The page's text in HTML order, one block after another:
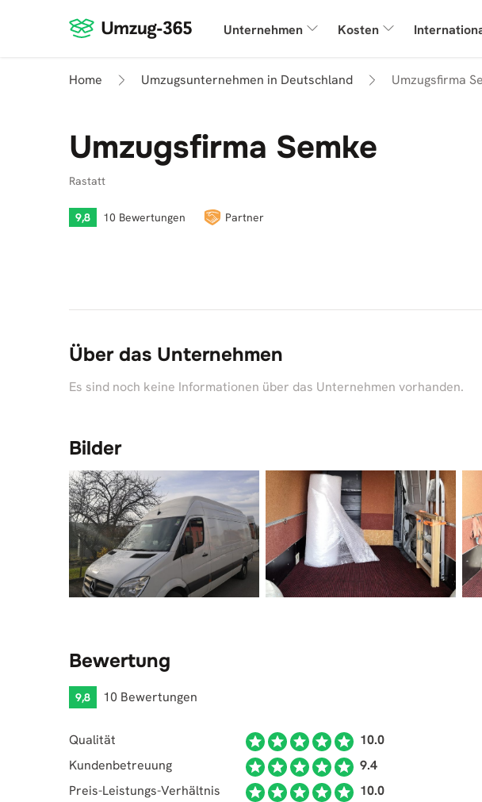
Unternehmen Kosten
Home Umzugsunternehmen in Deutschland Umzugsfirma
Umzugsfirma Semke
Rastatt
9,8 10 Bewertungen Partner
Über das Unternehmen
Es sind noch keine Informationen über das Unternehmen vorhanden.
Bilder
Bewertung
9,8 10 Bewertungen
Qualität
10.0
Kundenbetreuung
9.4
Preis-Leistungs-Verhältnis
10.0